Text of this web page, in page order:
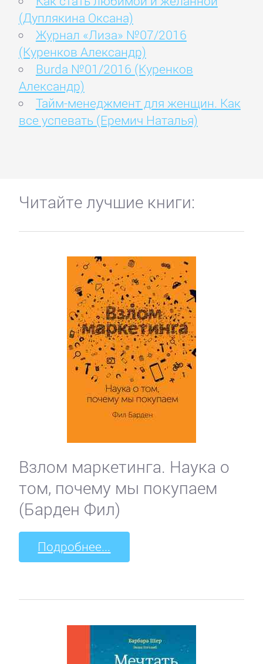
(Дуплякина Оксана)
Журнал «Лиза» №07/2016
(Куренков Александр)
Burda №01/2016 (Куренков
Александр)
Тайм-менеджмент для женщин. Как
все успевать (Еремич Наталья)
Читайте лучшие книги:
Взлом маркетинга. Наука о
том, почему мы покупаем
(Барден Фил)
Подробнее...